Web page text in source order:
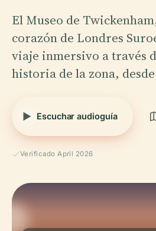
El Museo de
corazón de Londres
viaje inmersivo a través
historia de la zona,
Escuchar audioguía
Verificado April 2026